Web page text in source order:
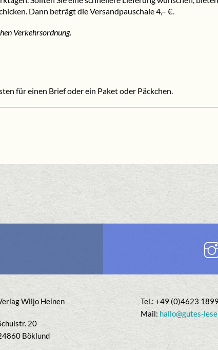
Dann beträgt die Versandpauschale 4,– €.
Verkehrsordnung.
für einen Brief oder ein Paket oder Päckchen.
Wiljo Heinen
20
Böklund
Tel.: +49 (0)4623
Mail: hallo@gutes-